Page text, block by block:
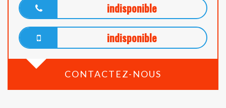
indisponible
indisponible
CONTACTEZ-NOUS